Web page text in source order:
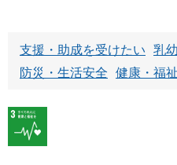
支援・助成を受けたい 乳
防災・生活安全
健康・福祉